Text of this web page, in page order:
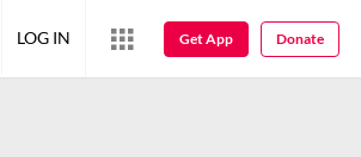
LOG IN Get App Donate